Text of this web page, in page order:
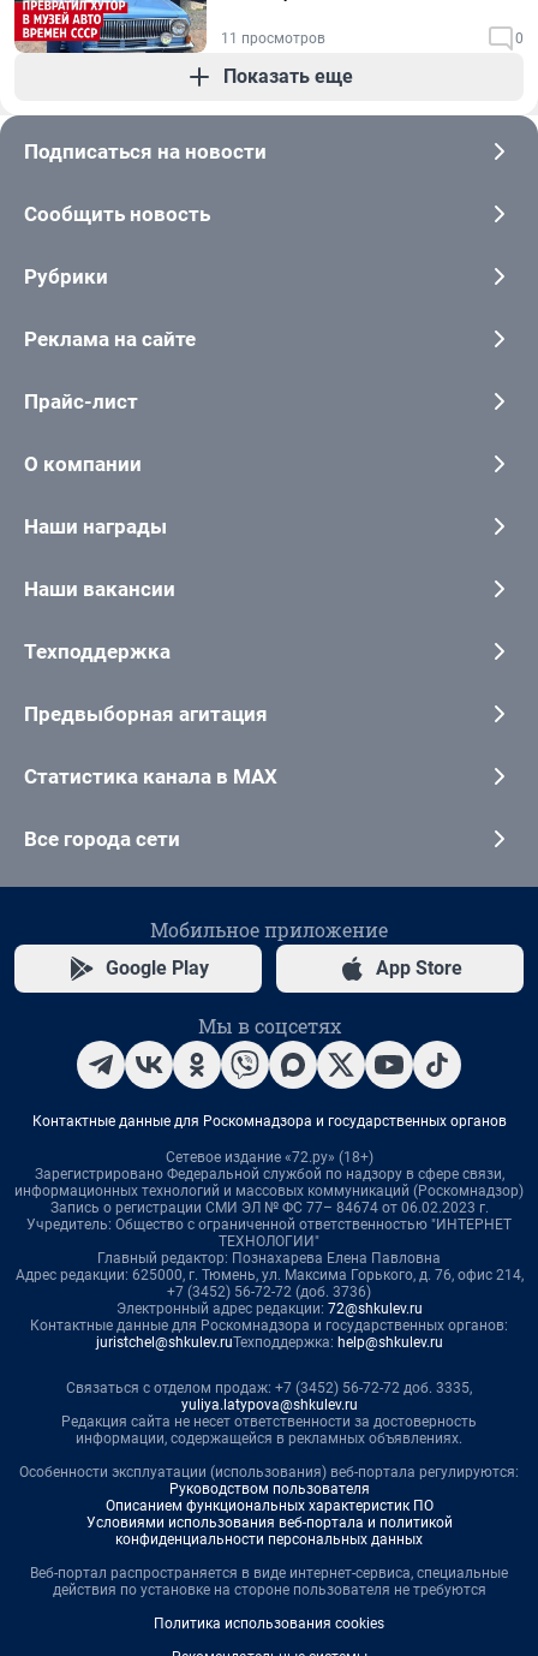
11 просмотров 0
Показать еще
Подписаться на новости
Сообщить новость
Рубрики
Реклама на сайте
Прайс-лист
О компании
Наши награды
Наши вакансии
Техподдержка
Предвыборная агитация
Статистика канала в MAX
Все города сети
Мобильное приложение
Google Play App Store
Мы в соцсетях
Контактные данные для Роскомнадзора и государственных органов
Сетевое издание «72.ру» (18+)
Зарегистрировано Федеральной службой по надзору в сфере связи,
информационных технологий и массовых коммуникаций (Роскомнадзор)
Запись о регистрации СМИ ЭЛ № ФС 77– 84674 от 06.02.2023 г.
Учредитель: Общество с ограниченной ответственностью "ИНТЕРНЕТ
ТЕХНОЛОГИИ"
Главный редактор: Познахарева Елена Павловна
Адрес редакции: 625000, г. Тюмень, ул. Максима Горького, д. 76, офис 214,
+7 (3452) 56-72-72 (доб. 3736)
Электронный адрес редакции: 72@shkulev.ru
Контактные данные для Роскомнадзора и государственных органов:
juristchel@shkulev.ruТехподдержка: help@shkulev.ru
Связаться с отделом продаж: +7 (3452) 56-72-72 доб. 3335,
yuliya.latypova@shkulev.ru
Редакция сайта не несет ответственности за достоверность
информации, содержащейся в рекламных объявлениях.
Особенности эксплуатации (использования) веб-портала регулируются:
Руководством пользователя
Описанием функциональных характеристик ПО
Условиями использования веб-портала и политикой
конфиденциальности персональных данных
Веб-портал распространяется в виде интернет-сервиса, специальные
действия по установке на стороне пользователя не требуются
Политика использования cookies